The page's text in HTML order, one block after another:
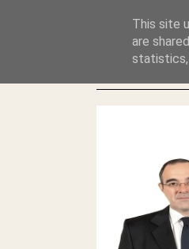
ΛΕΗΛΑΣΙΑ ΚΑΙ ΕΓΚΛΗΜΑ ?
This site
are
statistics,